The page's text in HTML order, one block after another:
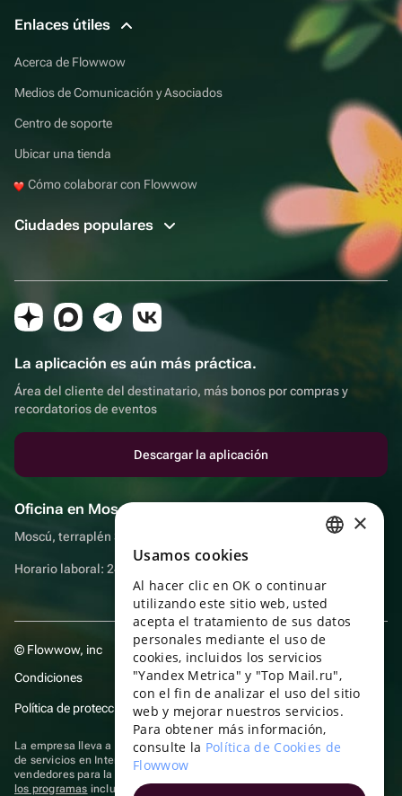
Enlaces útiles
Acerca de Flowwow
Medios de Comunicación y Asociados
Centro de soporte
Ubicar una tienda
Cómo colaborar con Flowwow
Ciudades populares
La aplicación es aún más práctica.
Área del cliente del destinatario, más bonos por compras y
recordatorios de eventos
Descargar la aplicación
Oficina en Moscú
Moscú, terraplén Sadovnicheskaya, 9, sala 2/3
Horario laboral: 24 horas
© Flowwow, inc
Condiciones
Política de protección y privacidad de datos
La empresa lleva a cabo su actividad en el ámbito de las TI: prestación
de servicios en Internet para la publicación de ofertas (anuncios) de
vendedores para la venta de artículos. Acceder a la
los programas incluidos en el registro de programas rusos para
ENGLISH
UKRAINIAN
PORTUGUESE
SPANISH
HUNGARIAN
ITALIAN
×
Usamos cookies
Al hacer clic en OK o continuar
utilizando este sitio web, usted
acepta el tratamiento de sus datos
personales mediante el uso de
cookies, incluidos los servicios
"Yandex Metrica" y "Top Mail.ru",
con el fin de analizar el uso del sitio
web y mejorar nuestros servicios.
Para obtener más información,
consulte la Política de Cookies de
Flowwow